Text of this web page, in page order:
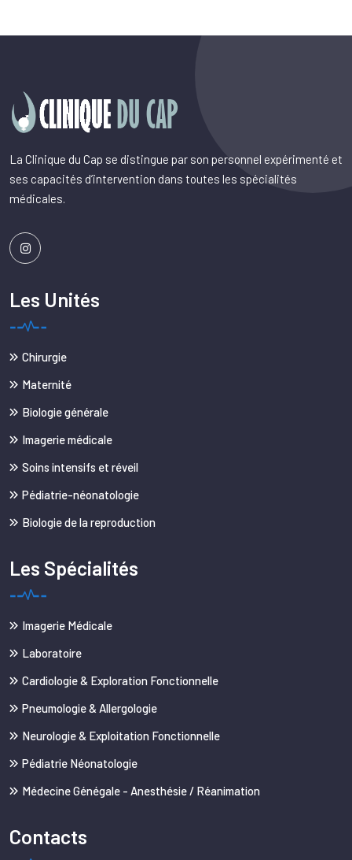
La Clinique du Cap se distingue par son personnel expérimenté et
ses capacités d’intervention dans toutes les spécialités
médicales.
Les Unités
Chirurgie
Maternité
Biologie générale
Imagerie médicale
Soins intensifs et réveil
Pédiatrie-néonatologie
Biologie de la reproduction
Les Spécialités
Imagerie Médicale
Laboratoire
Cardiologie & Exploration Fonctionnelle
Pneumologie & Allergologie
Neurologie & Exploitation Fonctionnelle
Pédiatrie Néonatologie
Médecine Génégale - Anesthésie / Réanimation
Contacts